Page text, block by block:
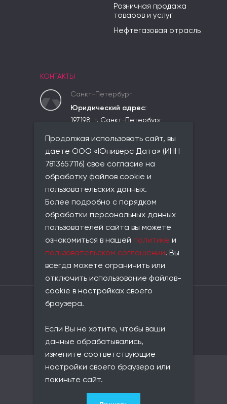
Розничная продажа
товаров и услуг
Нефтегазовая отрасль
КОНТАКТЫ
Санкт-Петербург
Юридический адрес:
197198, г. Санкт-Петербург,
Чкаловское,
ул. Красного Курсанта, д. 25,
лит. В, пом. 2-Н, ком 523
Фактический адрес:
+7 (812) 677-21-86
Email:
info@universe-data.ru
Документы:
Пользовательское соглашение
Политика конфиденциальности
Владелец сайта: ООО «Юниверс Дата»
КПП: 781301001
ОКВЭД: 62.01
© 2021–2026 Юниверс Дата
Продолжая использовать сайт, вы
даете ООО «Юниверс Дата» (ИНН
7813657116) свое согласие на
обработку файлов cookie и
пользовательских данных.
Более подробно с порядком
обработки персональных данных
пользователей сайта вы можете
ознакомиться в нашей политике и
пользовательском соглашении. Вы
всегда можете ограничить или
отключить использование файлов-
cookie в настройках своего
браузера.
Если Вы не хотите, чтобы ваши
данные обрабатывались,
измените соответствующие
настройки своего браузера или
покиньте сайт.